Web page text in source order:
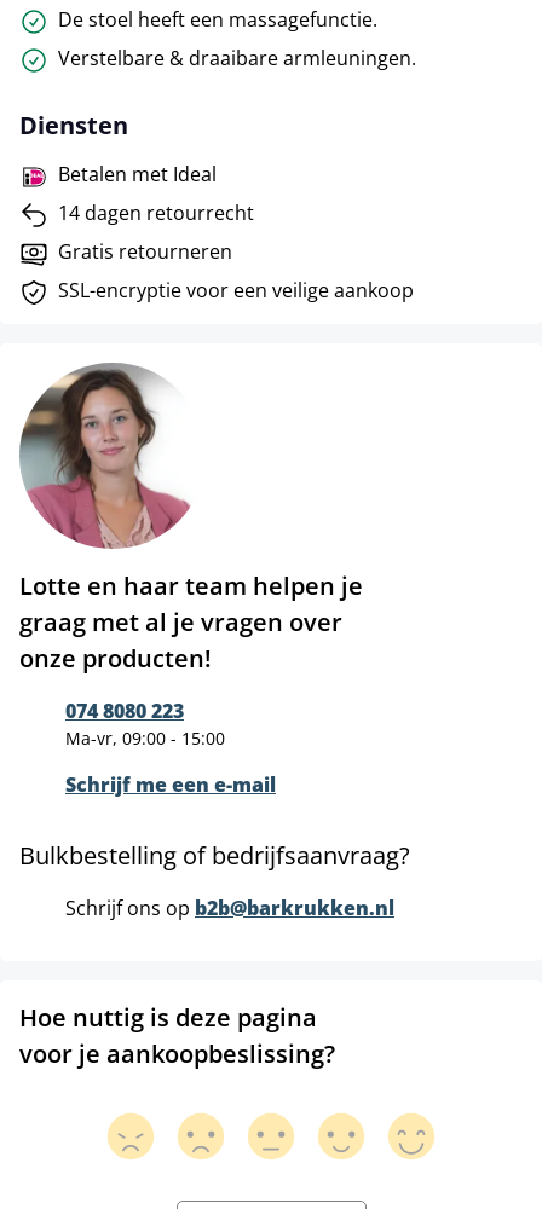
De stoel heeft een massagefunctie.
Verstelbare & draaibare armleuningen.
Diensten
Betalen met Ideal
14 dagen retourrecht
Gratis retourneren
SSL-encryptie voor een veilige aankoop
Lotte en haar team helpen je
graag met al je vragen over
onze producten!
074 8080 223
Ma-vr, 09:00 - 15:00
Schrijf me een e-mail
Bulkbestelling of bedrijfsaanvraag?
Schrijf ons op b2b@barkrukken.nl
Hoe nuttig is deze pagina
voor je aankoopbeslissing?